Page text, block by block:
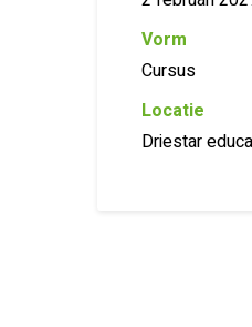
Vorm
Cursus
Locatie
Driestar